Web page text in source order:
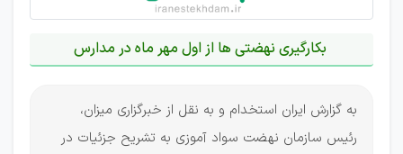
بکارگیری نهضتی ها از اول مهر ماه در مدارس
به گزارش ایران استخدام و به نقل از خبرگزاری میزان،
رئیس سازمان نهضت سواد آموزی به تشریح جزئیات در